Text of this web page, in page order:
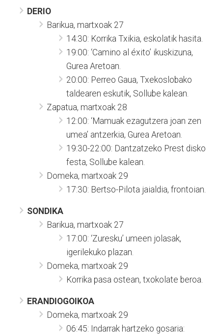
DERIO
Barikua, martxoak 27
14:30: Korrika Txikia, eskolatik hasita.
19:00: ‘Camino al éxito’ ikuskizuna,
Gurea Aretoan.
20:00: Perreo Gaua, Txekoslobako
taldearen eskutik, Sollube kalean.
Zapatua, martxoak 28
12:00: ‘Mamuak ezagutzera joan zen
umea’ antzerkia, Gurea Aretoan.
19:30-22:00: Dantzatzeko Prest disko
festa, Sollube kalean.
Domeka, martxoak 29
17:30: Bertso-Pilota jaialdia, frontoian.
SONDIKA
Barikua, martxoak 27
17:00: ‘Zuresku’ umeen jolasak,
igerilekuko plazan.
Domeka, martxoak 29
Korrika pasa ostean, txokolate beroa.
ERANDIOGOIKOA
Domeka, martxoak 29
06:45: Indarrak hartzeko gosaria: